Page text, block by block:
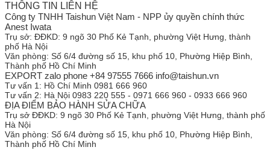
THÔNG TIN LIÊN HỆ
Công ty TNHH Taishun Việt Nam - NPP ủy quyền chính thức
Anest Iwata
Trụ sở: ĐĐKD: 9 ngõ 30 Phố Kẻ Tạnh, phường Việt Hưng, thành
phố Hà Nội
Văn phòng: Số 6/4 đường số 15, khu phố 10, Phường Hiệp Bình,
Thành phố Hồ Chí Minh
EXPORT zalo phone +84 97555 7666 info@taishun.vn
Tư vấn 1: Hồ Chí Minh 0981 666 960
Tư vấn 2: Hà Nội 0983 220 555 - 0971 666 960 - 0933 666 960
ĐỊA ĐIỂM BẢO HÀNH SỬA CHỮA
Trụ sở ĐĐKD: 9 ngõ 30 Phố Kẻ Tạnh, phường Việt Hưng, thành phố
Hà Nội
Văn phòng: Số 6/4 đường số 15, khu phố 10, Phường Hiệp Bình,
Thành phố Hồ Chí Minh